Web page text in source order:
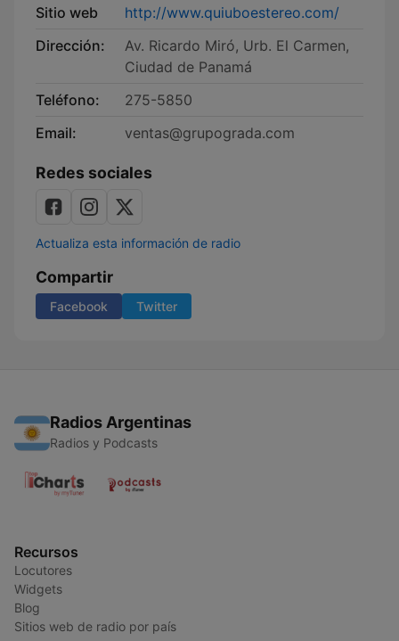
Sitio web
http://www.quiuboestereo.com/
Dirección:
Av. Ricardo Miró, Urb. El Carmen,
Ciudad de Panamá
Teléfono:
275-5850
Email:
ventas@grupograda.com
Redes sociales
Actualiza esta información de radio
Compartir
Facebook Twitter
Radios Argentinas
Radios y Podcasts
Recursos
Locutores
Widgets
Blog
Sitios web de radio por país